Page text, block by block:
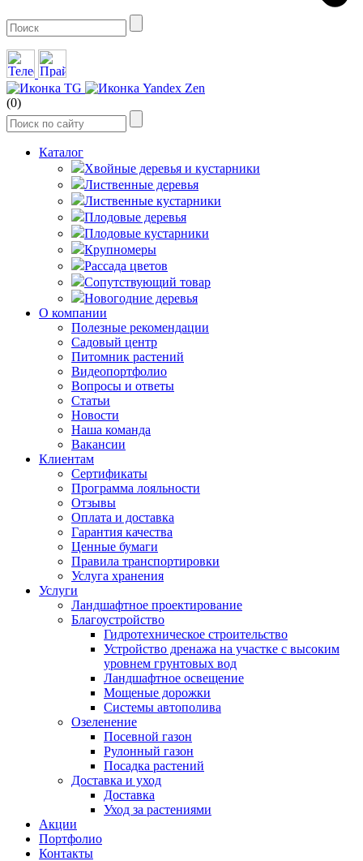
(0)
Каталог
Хвойные деревья и кустарники
Лиственные деревья
Лиственные кустарники
Плодовые деревья
Плодовые кустарники
Крупномеры
Рассада цветов
Сопутствующий товар
Новогодние деревья
О компании
Полезные рекомендации
Садовый центр
Питомник растений
Видеопортфолио
Вопросы и ответы
Статьи
Новости
Наша команда
Вакансии
Клиентам
Сертификаты
Программа лояльности
Отзывы
Оплата и доставка
Гарантия качества
Ценные бумаги
Правила транспортировки
Услуга хранения
Услуги
Ландшафтное проектирование
Благоустройство
Гидротехническое строительство
Устройство дренажа на участке с высоким
уровнем грунтовых вод
Ландшафтное освещение
Мощеные дорожки
Системы автополива
Озеленение
Посевной газон
Рулонный газон
Посадка растений
Доставка и уход
Доставка
Уход за растениями
Акции
Портфолио
Контакты